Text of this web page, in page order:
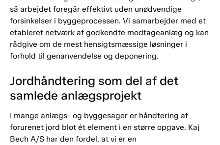
så arbejdet foregår effektivt uden unødvendige
forsinkelser i byggeprocessen. Vi samarbejder med et
etableret netværk af godkendte modtageanlæg og kan
rådgive om de mest hensigtsmæssige løsninger i
forhold til genanvendelse og deponering.
Jordhåndtering som del af det
samlede anlægsprojekt
I mange anlægs- og byggesager er håndtering af
forurenet jord blot ét element i en større opgave. Kaj
Bech A/S har den fordel, at vi er en